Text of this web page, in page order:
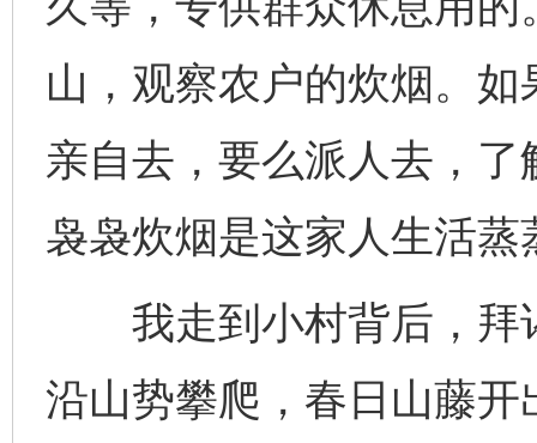
山，观察农户的炊烟。
亲自去，要么派人去，
袅袅炊烟是这家人生活
我走到小村背后，拜
沿山势攀爬，春日山藤